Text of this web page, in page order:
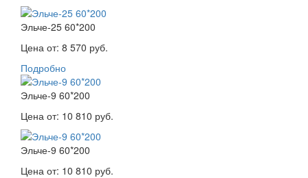
Эльче-25 60*200
Цена от: 8 570 руб.
Подробно
Эльче-9 60*200
Цена от: 10 810 руб.
Эльче-9 60*200
Цена от: 10 810 руб.